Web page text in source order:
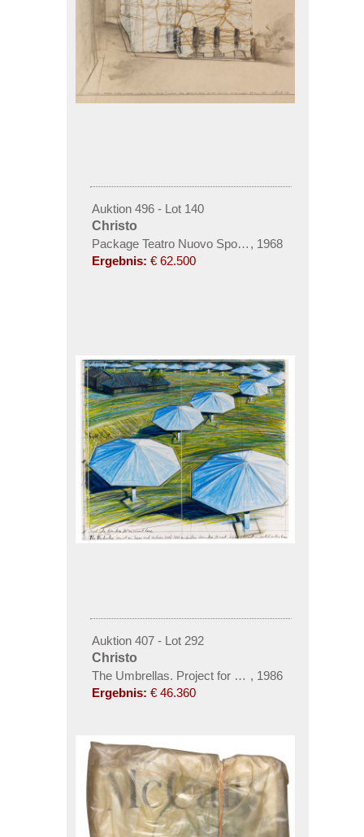
Auktion 496 - Lot 140
Christo
Package Teatro Nuovo Spoleto Pianta del Tetto
, 1968
Ergebnis: € 62.500
Auktion 407 - Lot 292
Christo
The Umbrellas. Project for Japan and Western
, 1986
Ergebnis: € 46.360